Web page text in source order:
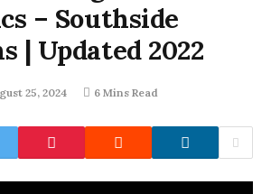
– Southside
| Updated 2022
25, 2024 6 Mins Read